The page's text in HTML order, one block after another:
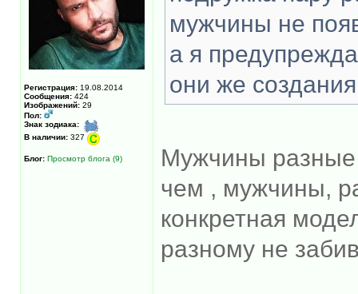
Регистрация: 19.08.2014
Сообщения: 424
Изображений: 29
Пол:
Знак зодиака:
В наличии: 327
Блог: Просмотр блога (9)
мужчины не
а я
они же
Мужчины разные
чем , мужчины,
конкретная
разному не